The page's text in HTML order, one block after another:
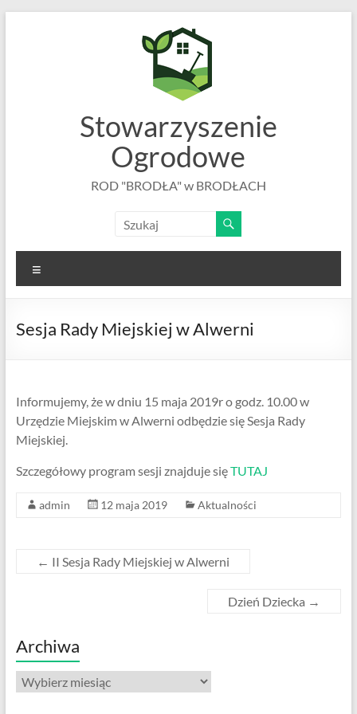
Stowarzyszenie
Ogrodowe
ROD "BRODŁA" w BRODŁACH
Sesja Rady Miejskiej w Alwerni
Informujemy, że w dniu 15 maja 2019r o godz. 10.00 w
Urzędzie Miejskim w Alwerni odbędzie się Sesja Rady
Miejskiej.
Szczegółowy program sesji znajduje sięTUTAJ
admin 12 maja 2019 Aktualności
← II Sesja Rady Miejskiej w Alwerni
Dzień Dziecka →
Archiwa
Archiwa